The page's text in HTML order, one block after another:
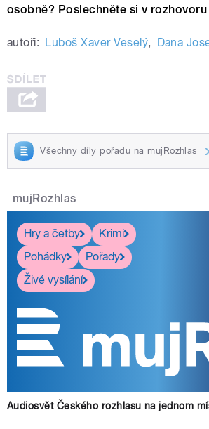
osobně? Poslechněte si v rozhovoru
autoři: Luboš Xaver Veselý, Dana
Všechny díly pořadu na mujRozhlas
mujRozhlas
Hry a četby
Krimi
Pohádky
Pořady
Živé vysílání
Audiosvět Českého rozhlasu na jednom